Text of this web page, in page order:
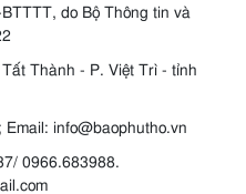
do Bộ Thông tin và
Thành - P. Việt Trì - tỉnh
; Email: info@baophutho.vn
0966.683988.